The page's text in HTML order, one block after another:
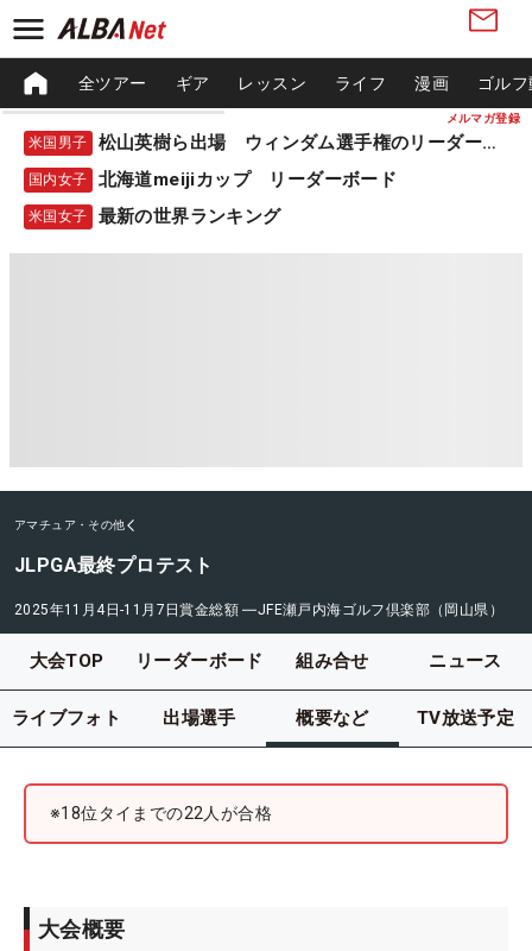
メルマガ登録
全ツアー ギア レッスン ライフ 漫画 ゴル
米国男子 松山英樹ら出場 ウィンダム選手権のリーダーボード
国内女子 北海道meijiカップ リーダーボード
米国女子 最新の世界ランキング
アマチュア・その他
JLPGA最終プロテスト
2025年11月4日-11月7日賞金総額 ―JFE瀬戸内海ゴルフ倶楽部（岡山県）
大会TOP リーダーボード 組み合せ ニュース
ライブフォト 出場選手 概要など TV放送予定
※18位タイまでの22人が合格
大会概要